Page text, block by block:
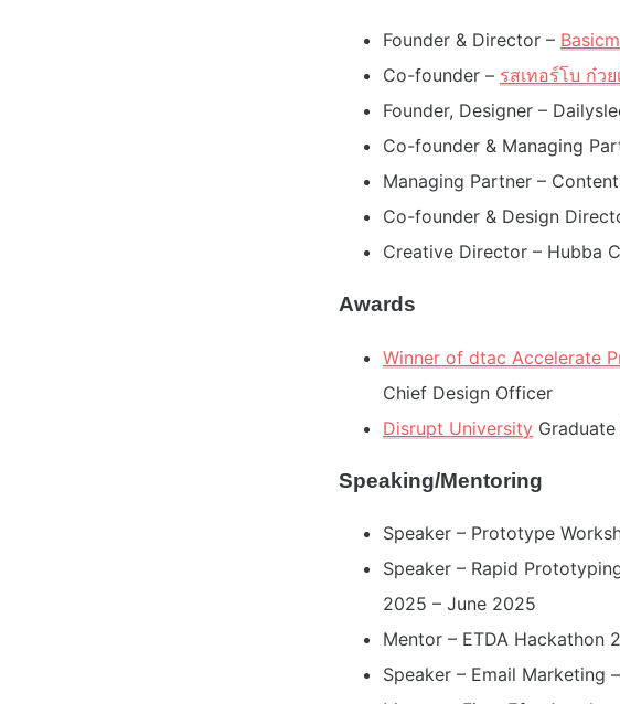
Founder & Director –
Co-founder – รสเทอร์โบ ก๋ว
Founder, Designer –
Co-founder & Managing
Managing Partner –
Co-founder & Design
Creative Director – Hubba
Awards
Winner of dtac Accelerate
Chief Design Officer
Disrupt University
Speaking/Mentoring
Speaker – Prototype
Speaker – Rapid
2025 – June 2025
Mentor – ETDA Hackathon
Speaker – Email Marketing